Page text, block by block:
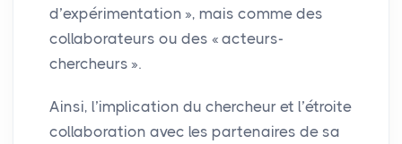
d’expérimentation », mais comme des
collaborateurs ou des « acteurs-
chercheurs ».
Ainsi, l’implication du chercheur et l’étroite
collaboration avec les partenaires de sa